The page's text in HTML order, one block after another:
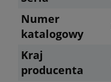
Numer
katalogowy
Kraj
producenta